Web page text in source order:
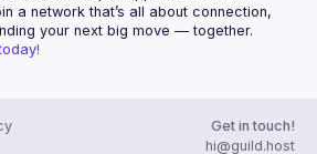
a network that’s all about connection,
your next big move — together.
Get in touch!
hi@guild.host